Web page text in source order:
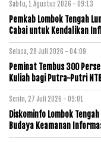
Sabtu, 1 Agustus 2026 - 09:13
Pemkab Lombok Tengah
Cabai untuk Kendalikan
Selasa, 28 Juli 2026 - 04:09
Peminat Tembus 300
Kuliah bagi Putra-Putri
Senin, 27 Juli 2026 - 09:01
Diskominfo Lombok
Budaya Keamanan